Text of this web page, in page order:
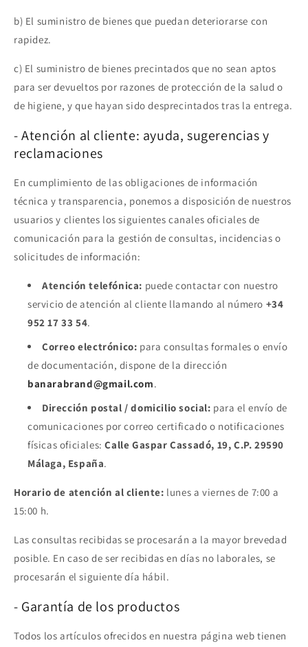
b) El suministro de bienes que puedan deteriorarse con
rapidez.
c) El suministro de bienes precintados que no sean aptos
para ser devueltos por razones de protección de la salud o
de higiene, y que hayan sido desprecintados tras la entrega.
- Atención al cliente: ayuda, sugerencias y
reclamaciones
En cumplimiento de las obligaciones de información
técnica y transparencia, ponemos a disposición de nuestros
usuarios y clientes los siguientes canales oficiales de
comunicación para la gestión de consultas, incidencias o
solicitudes de información:
Atención telefónica: puede contactar con nuestro
servicio de atención al cliente llamando al número +34
952 17 33 54.
Correo electrónico: para consultas formales o envío
de documentación, dispone de la dirección
banarabrand@gmail.com.
Dirección postal / domicilio social: para el envío de
comunicaciones por correo certificado o notificaciones
físicas oficiales:Calle Gaspar Cassadó, 19, C.P. 29590
Málaga, España.
Horario de atención al cliente: lunes a viernes de 7:00 a
15:00 h.
Las consultas recibidas se procesarán a la mayor brevedad
posible. En caso de ser recibidas en días no laborales, se
procesarán el siguiente día hábil.
- Garantía de los productos
Todos los artículos ofrecidos en nuestra página web tienen